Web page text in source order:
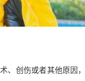
、创伤或者其他原因